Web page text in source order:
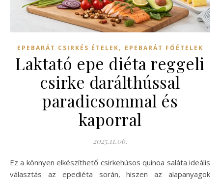
EPEBARÁT CSIRKÉS ÉTELEK, EPEBARÁT FŐÉTELEK
Laktató epe diéta reggeli
csirke darálthússal
paradicsommal és
kaporral
2025.11.06.
Ez a könnyen elkészíthető csirkehúsos quinoa saláta ideális
választás az epediéta során, hiszen az alapanyagok